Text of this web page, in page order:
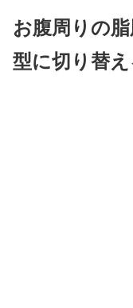
お腹周りの
型に切り替